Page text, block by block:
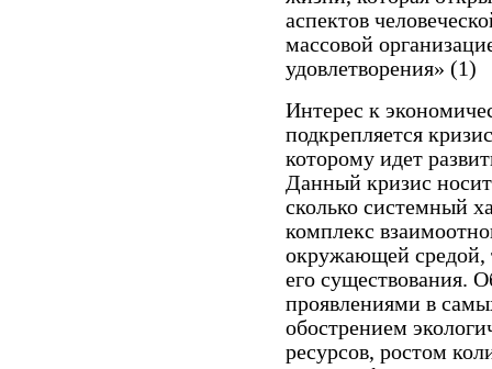
аспектов
массовой
удовлетворения» (1)
Интерес к
подкрепляется
которому идет
Данный кризис
сколько системный
комплекс
окружающей средой,
его существования.
проявлениями в
обострением
ресурсов, ростом